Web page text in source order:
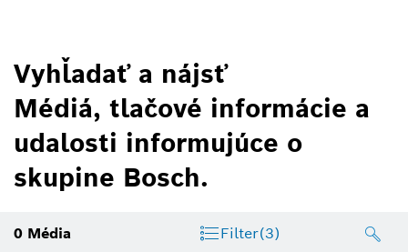
Vyhľadať a nájsť
Médiá, tlačové informácie a
udalosti informujúce o
skupine Bosch.
0 Média Filter(3)